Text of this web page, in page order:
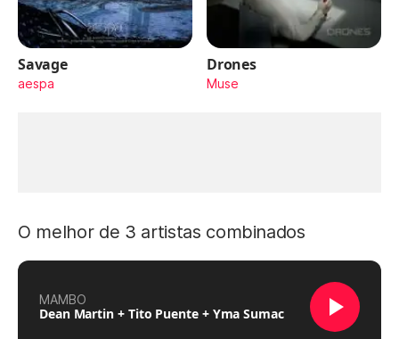
Savage
aespa
Drones
Muse
O melhor de 3 artistas combinados
MAMBO
Dean Martin + Tito Puente + Yma Sumac